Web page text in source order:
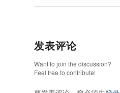
发表评论
Want to join the discussion?
Feel free to contribute!